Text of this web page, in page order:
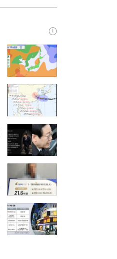
트
트